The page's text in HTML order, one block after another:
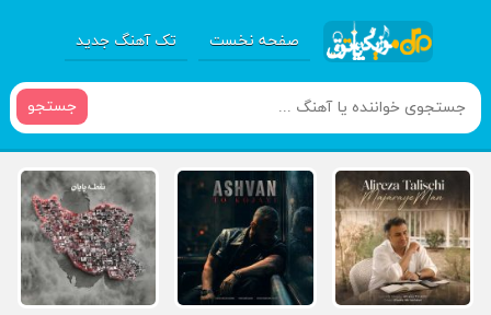
صفحه نخست تک آهنگ جدید
جستجو